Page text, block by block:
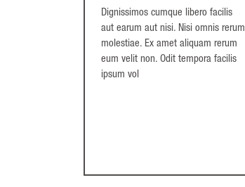
Dignissimos cumque libero facilis
aut earum aut nisi. Nisi omnis rerum
molestiae. Ex amet aliquam rerum
eum velit non. Odit tempora facilis
ipsum vol